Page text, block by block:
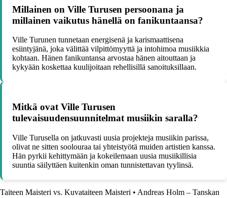
Millainen on Ville Turusen persoonana ja
millainen vaikutus hänellä on fanikuntaansa?
Ville Turunen tunnetaan energisenä ja karismaattisena
esiintyjänä, joka välittää vilpittömyyttä ja intohimoa musiikkia
kohtaan. Hänen fanikuntansa arvostaa hänen aitouttaan ja
kykyään koskettaa kuulijoitaan rehellisillä sanoituksillaan.
Mitkä ovat Ville Turusen
tulevaisuudensuunnitelmat musiikin saralla?
Ville Turusella on jatkuvasti uusia projekteja musiikin parissa,
olivat ne sitten soolouraa tai yhteistyötä muiden artistien kanssa.
Hän pyrkii kehittymään ja kokeilemaan uusia musiikillisia
suuntia säilyttäen kuitenkin oman tunnistettavan tyylinsä.
Taiteen Maisteri vs. Kuvataiteen Maisteri • Andreas Holm – Tanskan